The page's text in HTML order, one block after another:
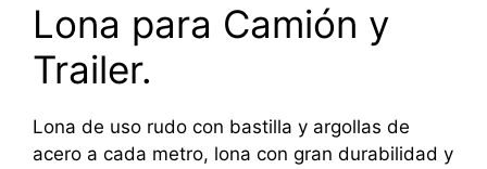
Lona para Camión y
Trailer.
Lona de uso rudo con bastilla y argollas de
acero a cada metro, lona con gran durabilidad y